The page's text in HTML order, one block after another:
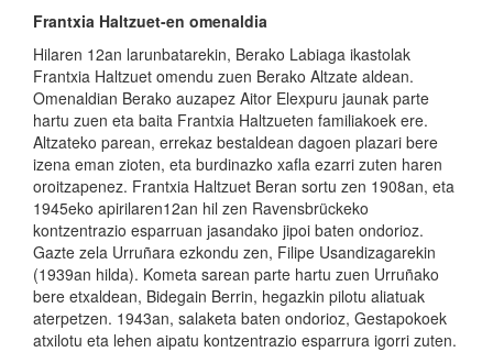
Frantxia Haltzuet-en omenaldia
Hilaren 12an larunbatarekin, Berako Labiaga ikastolak
Frantxia Haltzuet omendu zuen Berako Altzate aldean.
Omenaldian Berako auzapez Aitor Elexpuru jaunak parte
hartu zuen eta baita Frantxia Haltzueten familiakoek ere.
Altzateko parean, errekaz bestaldean dagoen plazari bere
izena eman zioten, eta burdinazko xafla ezarri zuten haren
oroitzapenez. Frantxia Haltzuet Beran sortu zen 1908an, eta
1945eko apirilaren12an hil zen Ravensbrückeko
kontzentrazio esparruan jasandako jipoi baten ondorioz.
Gazte zela Urruñara ezkondu zen, Filipe Usandizagarekin
(1939an hilda). Kometa sarean parte hartu zuen Urruñako
bere etxaldean, Bidegain Berrin, hegazkin pilotu aliatuak
aterpetzen. 1943an, salaketa baten ondorioz, Gestapokoek
atxilotu eta lehen aipatu kontzentrazio esparrura igorri zuten.